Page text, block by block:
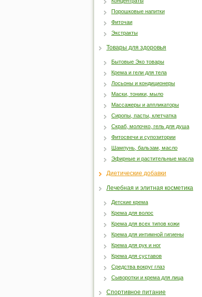
Порошковые напитки
Фиточаи
Экстракты
Товары для здоровья
Бытовые Эко товары
Крема и гели для тела
Лосьоны и кондиционеры
Маски, тоники, мыло
Массажеры и аппликаторы
Сиропы, пасты, клетчатка
Скраб, молочко, гель для душа
Фитосвечи и супозитории
Шампунь, бальзам, масло
Эфирные и растительные масла
Диетические добавки
Лечебная и элитная косметика
Детские крема
Крема для волос
Крема для всех типов кожи
Крема для интимной гигиены
Крема для рук и ног
Крема для суставов
Средства вокруг глаз
Сыворотки и крема для лица
Спортивное питание